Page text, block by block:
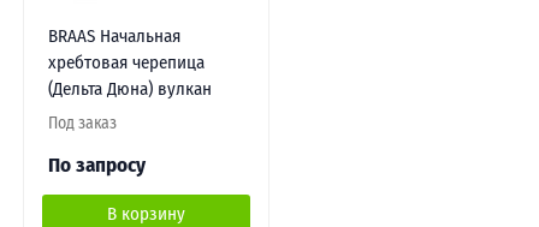
BRAAS Начальная
хребтовая черепица
(Дельта Дюна) вулкан
Под заказ
По запросу
В корзину